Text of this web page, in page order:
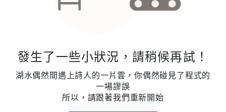
發生了一些小狀況，請稍候再試！
湖水偶然間遇上詩人的一片雲，你偶然碰見了程式的
一場謬誤
所以，請跟著我們重新開始